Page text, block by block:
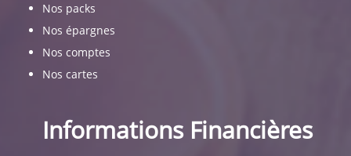
Nos packs
Nos épargnes
Nos comptes
Nos cartes
Informations Financières